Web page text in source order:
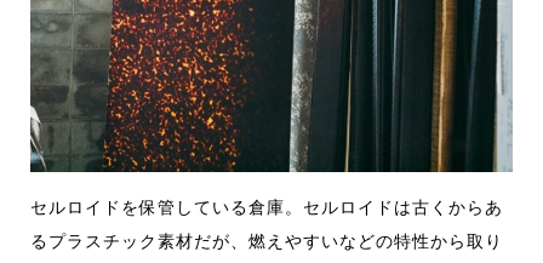
セルロイドを保管している倉庫。セルロイドは古くからあ
るプラスチック素材だが、燃えやすいなどの特性から取り